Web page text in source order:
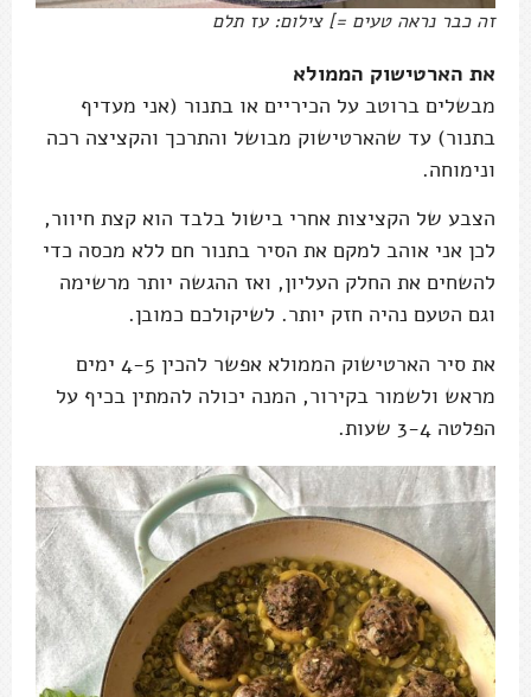
זה כבר נראה טעים =] צילום: עז תלם
את הארטישוק הממולא
מבשלים ברוטב על הכיריים או בתנור (אני מעדיף
בתנור) עד שהארטישוק מבושל והתרכך והקציצה רכה
ונימוחה.
הצבע של הקציצות אחרי בישול בלבד הוא קצת חיוור,
לכן אני אוהב למקם את הסיר בתנור חם ללא מכסה כדי
להשחים את החלק העליון, ואז ההגשה יותר מרשימה
וגם הטעם נהיה חזק יותר. לשיקולכם כמובן.
את סיר הארטישוק הממולא אפשר להכין 4-5 ימים
מראש ולשמור בקירור, המנה יכולה להמתין בכיף על
הפלטה 3-4 שעות.